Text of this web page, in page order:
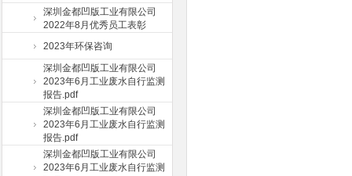
深圳金都凹版工业有限公司
2022年8月优秀员工表彰
2023年环保咨询
深圳金都凹版工业有限公司
2023年6月工业废水自行监测
报告.pdf
深圳金都凹版工业有限公司
2023年6月工业废水自行监测
报告.pdf
深圳金都凹版工业有限公司
2023年6月工业废水自行监测